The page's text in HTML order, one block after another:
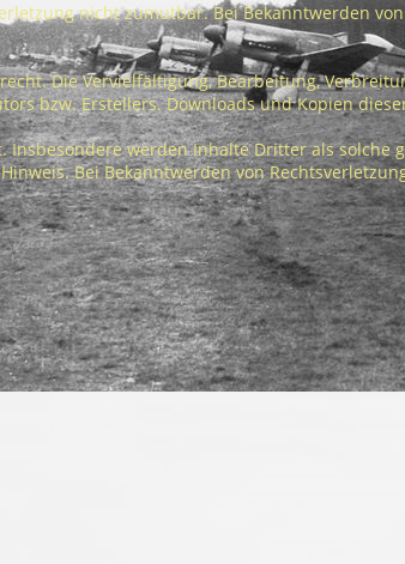
nicht zumutbar. Bei Bekanntwerden
Die Vervielfältigung, Bearbeitung,
bzw. Erstellers. Downloads und Kopien
werden Inhalte Dritter als solche
Bei Bekanntwerden von